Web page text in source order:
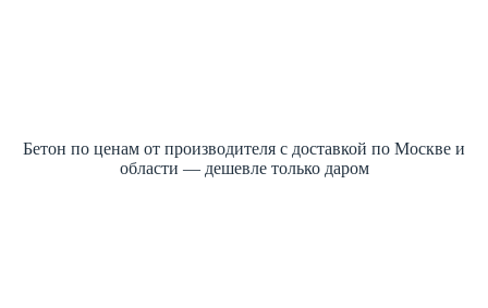
Бетон по ценам от производителя с доставкой по Москве и
области — дешевле только даром